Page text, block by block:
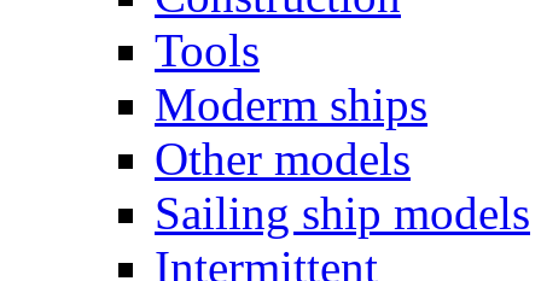
Tools
Moderm ships
Other models
Sailing ship models
Intermittent